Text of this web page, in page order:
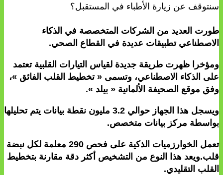
سنتوقف عن زيارة الأطباء في المستقبل؟
طورت العديد من الشركات المتخصصة في الذكاء
الاصطناعي تطبيقات عديدة في القطاع الصحي.
ومؤخرا ظهرت طريقة جديدة لقياس التيارات القلبية تعتمد
على الذكاء الاصطناعي، وتسمى « تخطيط القلب الفائق »،
وفق موقع الصحيفة الألمانية « بيلد ».
ويسجل هذا الجهاز حوالي 3.2 مليون نقطة بيانات يتم تحليلها
بواسطة مركز بيانات متخصص.
تعمل الخوارزميات الذكية على فحص 290 معلمة لكل نبضة
قلب.ويعد هذا النوع من التشخيص أكثر دقة مقارنة بتخطيط
القلب التقليدي.